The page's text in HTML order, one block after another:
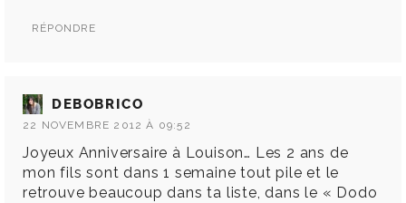
RÉPONDRE
DEBOBRICO
22 NOVEMBRE 2012 À 09:52
Joyeux Anniversaire à Louison… Les 2 ans de
mon fils sont dans 1 semaine tout pile et le
retrouve beaucoup dans ta liste, dans le « Dodo